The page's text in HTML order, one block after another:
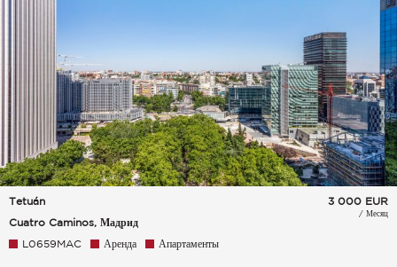
Tetuán
Cuatro Caminos, Мадрид
3 000 EUR
/ Месяц
L0659MAC Аренда Апартаменты